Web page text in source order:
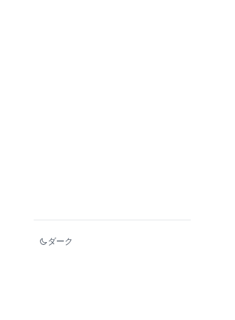
ダーク